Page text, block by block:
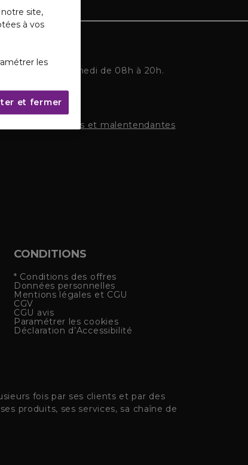
du lundi au samedi de 08h à 20h.
sourdes et malentendantes
CONDITIONS
* Conditions des offres
Données personnelles
Mentions légales et CGU
CGV
CGU avis
Paramétrer les cookies
Déclaration d’Accessibilité
fois par ses clients et par des
produits, ses services, sa chaîne de
site,
à vos
les
et fermer